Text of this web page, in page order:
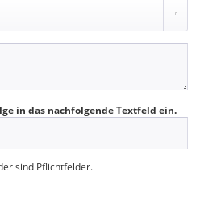
in das nachfolgende Textfeld ein.
sind Pflichtfelder.